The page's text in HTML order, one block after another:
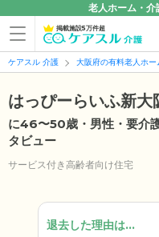
老人ホーム・介
掲載施設5万件超
ケアスル 介護 大阪府の有料老人ホ
はっぴーらいふ新大
に46〜50歳・男性・要介
タビュー
サービス付き高齢者向け住宅
退去した理由は...